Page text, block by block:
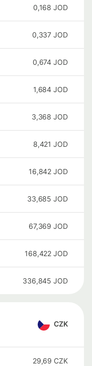
0,168 JOD
0,337 JOD
0,674 JOD
1,684 JOD
3,368 JOD
8,421 JOD
16,842 JOD
33,685 JOD
67,369 JOD
168,422 JOD
336,845 JOD
CZK
29,69 CZK